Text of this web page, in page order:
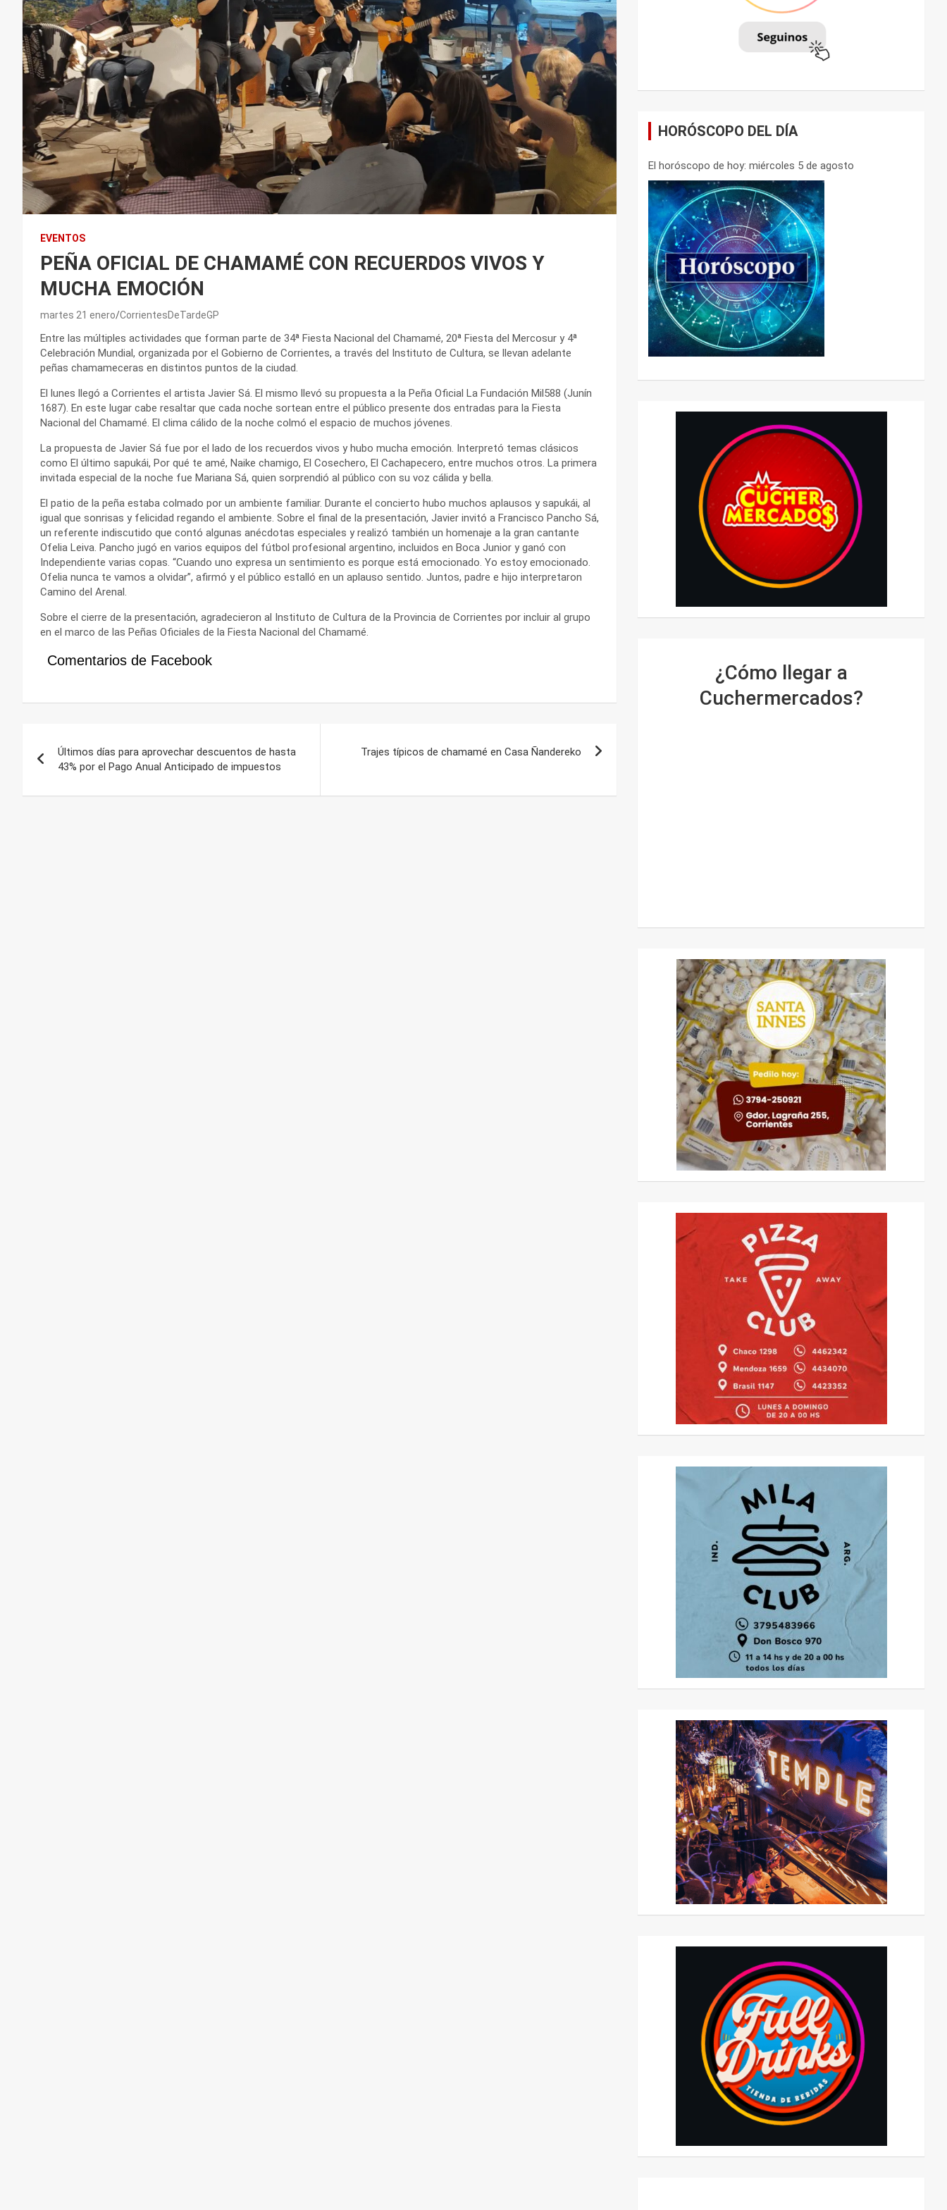
EVENTOS
PEÑA OFICIAL DE CHAMAMÉ CON RECUERDOS VIVOS Y
MUCHA EMOCIÓN
martes 21 enero CorrientesDeTardeGP
Entre las múltiples actividades que forman parte de 34ª Fiesta Nacional del Chamamé, 20ª Fiesta del Mercosur y 4ª
Celebración Mundial, organizada por el Gobierno de Corrientes, a través del Instituto de Cultura, se llevan adelante
peñas chamameceras en distintos puntos de la ciudad.
El lunes llegó a Corrientes el artista Javier Sá. El mismo llevó su propuesta a la Peña Oficial La Fundación Mil588 (Junín
1687). En este lugar cabe resaltar que cada noche sortean entre el público presente dos entradas para la Fiesta
Nacional del Chamamé. El clima cálido de la noche colmó el espacio de muchos jóvenes.
La propuesta de Javier Sá fue por el lado de los recuerdos vivos y hubo mucha emoción. Interpretó temas clásicos
como El último sapukái, Por qué te amé, Naike chamigo, El Cosechero, El Cachapecero, entre muchos otros. La primera
invitada especial de la noche fue Mariana Sá, quien sorprendió al público con su voz cálida y bella.
El patio de la peña estaba colmado por un ambiente familiar. Durante el concierto hubo muchos aplausos y sapukái, al
igual que sonrisas y felicidad regando el ambiente. Sobre el final de la presentación, Javier invitó a Francisco Pancho Sá,
un referente indiscutido que contó algunas anécdotas especiales y realizó también un homenaje a la gran cantante
Ofelia Leiva. Pancho jugó en varios equipos del fútbol profesional argentino, incluidos en Boca Junior y ganó con
Independiente varias copas. “Cuando uno expresa un sentimiento es porque está emocionado. Yo estoy emocionado.
Ofelia nunca te vamos a olvidar”, afirmó y el público estalló en un aplauso sentido. Juntos, padre e hijo interpretaron
Camino del Arenal.
Sobre el cierre de la presentación, agradecieron al Instituto de Cultura de la Provincia de Corrientes por incluir al grupo
en el marco de las Peñas Oficiales de la Fiesta Nacional del Chamamé.
Comentarios de Facebook
de
entradas
Últimos días para aprovechar descuentos de hasta
43% por el Pago Anual Anticipado de impuestos
Trajes típicos de chamamé en Casa Ñandereko
HORÓSCOPO DEL DÍA
El horóscopo de hoy: miércoles 5 de agosto
¿Cómo llegar a
Cuchermercados?